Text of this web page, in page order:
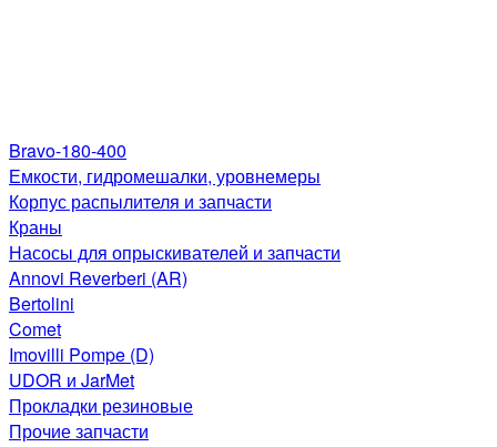
Bravo-180-400
Емкости, гидромешалки, уровнемеры
Корпус распылителя и запчасти
Краны
Насосы для опрыскивателей и запчасти
Annovi Reverberi (AR)
Bertolini
Comet
Imovilli Pompe (D)
UDOR и JarMet
Прокладки резиновые
Прочие запчасти